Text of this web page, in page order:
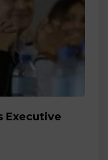
Executive